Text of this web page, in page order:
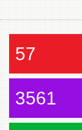
57
3561